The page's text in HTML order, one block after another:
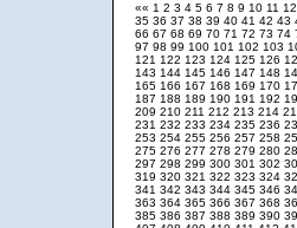
«« 1 2 3 4 5 6 7 8 9 10 11 12
35 36 37 38 39 40 41 42 43
66 67 68 69 70 71 72 73 74
97 98 99 100 101 102 103
121 122 123 124 125 126
143 144 145 146 147 148
165 166 167 168 169 170
187 188 189 190 191 192
209 210 211 212 213 214
231 232 233 234 235 236
253 254 255 256 257 258
275 276 277 278 279 280
297 298 299 300 301 302
319 320 321 322 323 324
341 342 343 344 345 346
363 364 365 366 367 368
385 386 387 388 389 390